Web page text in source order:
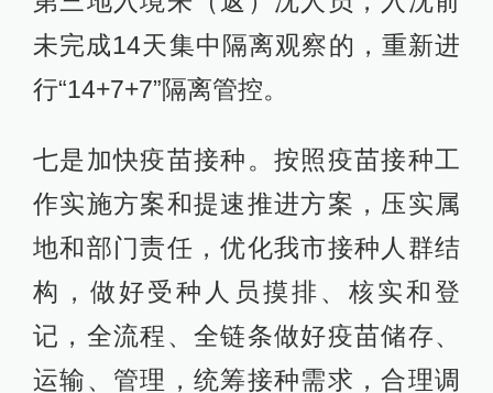
未完成14天集中隔离观察的，重新进
行“14+7+7”隔离管控。
七是加快疫苗接种。按照疫苗接种工
作实施方案和提速推进方案，压实属
地和部门责任，优化我市接种人群结
构，做好受种人员摸排、核实和登
记，全流程、全链条做好疫苗储存、
运输、管理，统筹接种需求，合理调